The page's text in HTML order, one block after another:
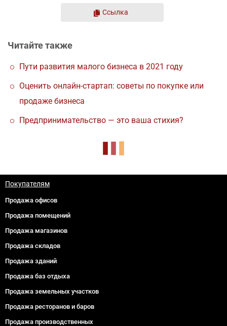
Ссылка
Читайте также
Пути развития малого бизнеса в 2021 году
Оценить онлайн-стартап: советы по покупке или
продаже бизнеса
Предпринимательство — это ваша стихия?
Покупателям
Продажа офисов
Продажа помещений
Продажа магазинов
Продажа складов
Продажа зданий
Продажа баз отдыха
Продажа земельных участков
Продажа ресторанов и баров
Продажа производственных